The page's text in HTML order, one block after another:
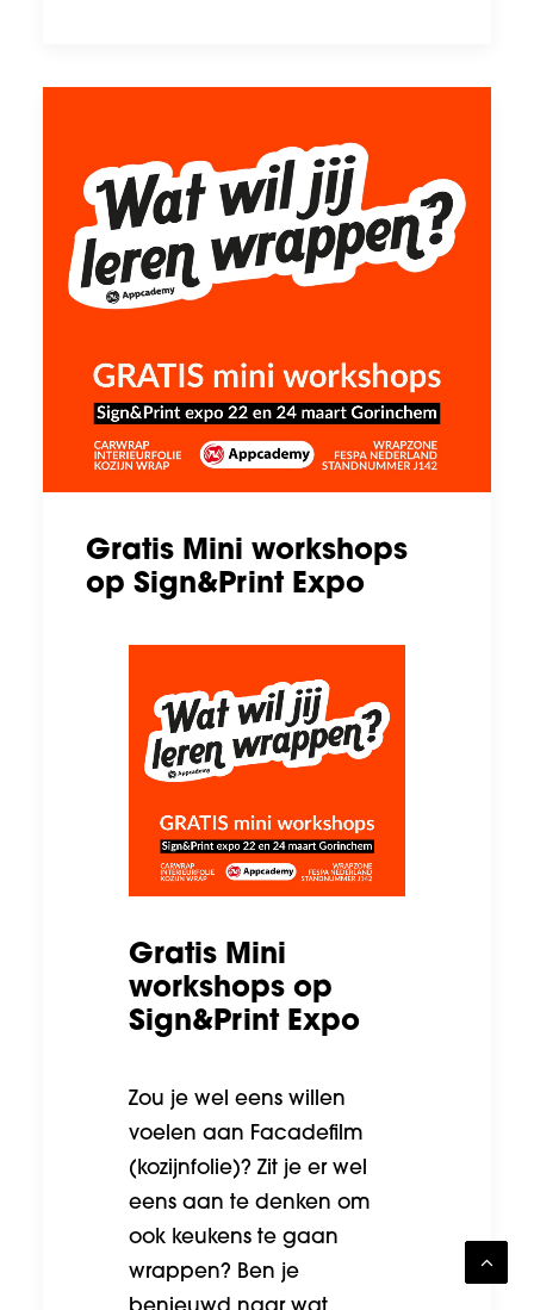
Gratis Mini workshops
op Sign&Print Expo
Gratis Mini
workshops op
Sign&Print Expo
Zou je wel eens willen
voelen aan Facadefilm
(kozijnfolie)? Zit je er wel
eens aan te denken om
ook keukens te gaan
wrappen? Ben je